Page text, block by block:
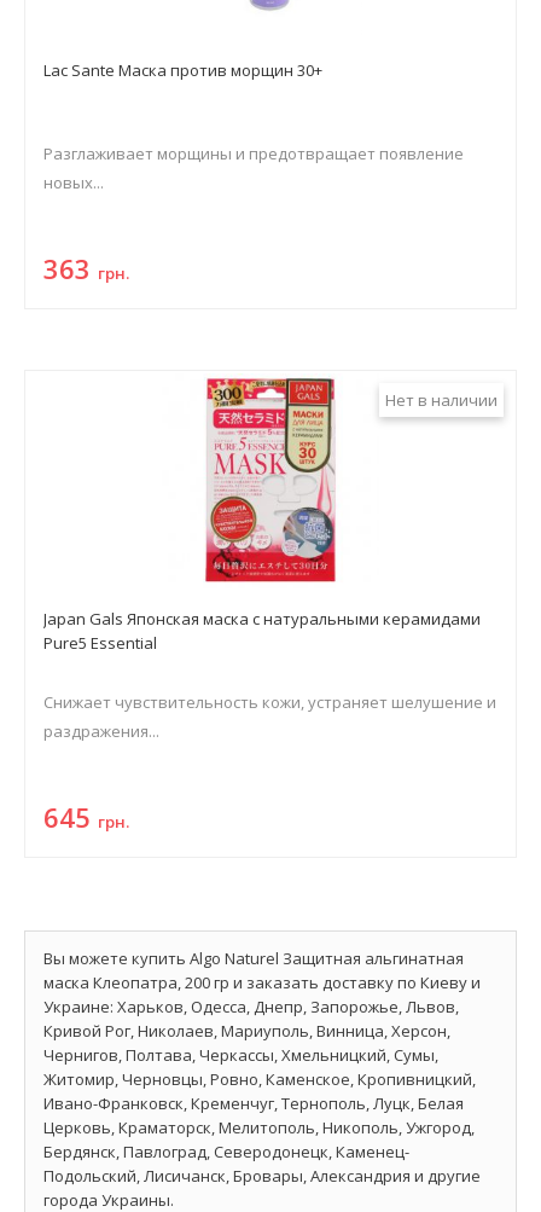
Lac Sante Маска против морщин 30+
Разглаживает морщины и предотвращает появление
новых...
363 грн.
Нет в наличии
Japan Gals Японская маска с натуральными керамидами
Pure5 Essential
Снижает чувствительность кожи, устраняет шелушение и
раздражения...
645 грн.
Вы можете купить Algo Naturel Защитная альгинатная
маска Клеопатра, 200 гр и заказать доставку по Киеву и
Украине: Харьков, Одесса, Днепр, Запорожье, Львов,
Кривой Рог, Николаев, Мариуполь, Винница, Херсон,
Чернигов, Полтава, Черкассы, Хмельницкий, Сумы,
Житомир, Черновцы, Ровно, Каменское, Кропивницкий,
Ивано-Франковск, Кременчуг, Тернополь, Луцк, Белая
Церковь, Краматорск, Мелитополь, Никополь, Ужгород,
Бердянск, Павлоград, Северодонецк, Каменец-
Подольский, Лисичанск, Бровары, Александрия и другие
города Украины.